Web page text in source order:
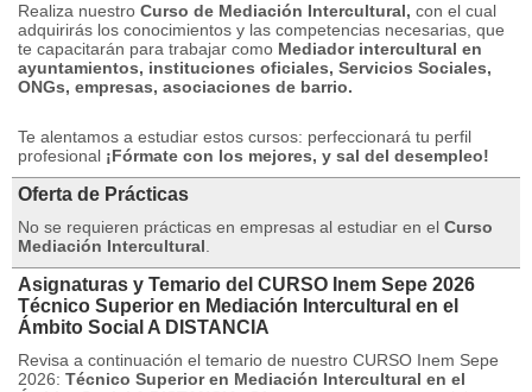
Realiza nuestro Curso de Mediación Intercultural, con el cual
adquirirás los conocimientos y las competencias necesarias, que
te capacitarán para trabajar como Mediador intercultural en
ayuntamientos, instituciones oficiales, Servicios Sociales,
ONGs, empresas, asociaciones de barrio.
Te alentamos a estudiar estos cursos: perfeccionará tu perfil
profesional ¡Fórmate con los mejores, y sal del desempleo!
Oferta de Prácticas
No se requieren prácticas en empresas al estudiar en el Curso
Mediación Intercultural
Asignaturas y Temario del CURSO Inem Sepe 2026
Técnico Superior en Mediación Intercultural en el
Ámbito Social A DISTANCIA
Revisa a continuación el temario de nuestro CURSO Inem Sepe
2026: Técnico Superior en Mediación Intercultural en el